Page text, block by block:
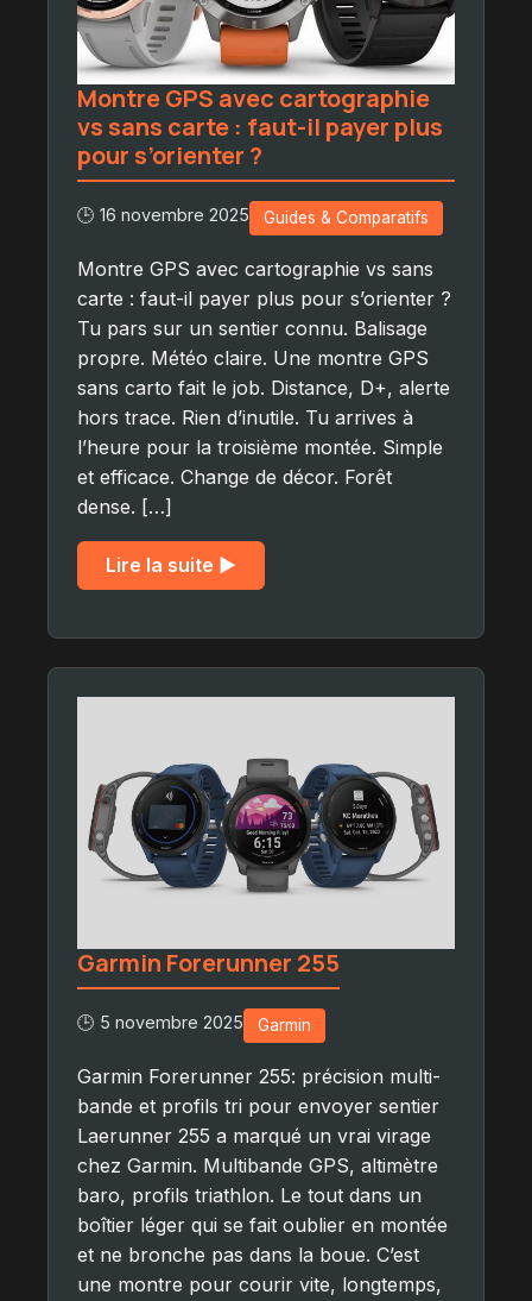
Montre GPS avec cartographie
vs sans carte : faut-il payer plus
pour s’orienter ?
🕒 16 novembre 2025 Guides & Comparatifs
Montre GPS avec cartographie vs sans
carte : faut-il payer plus pour s’orienter ?
Tu pars sur un sentier connu. Balisage
propre. Météo claire. Une montre GPS
sans carto fait le job. Distance, D+, alerte
hors trace. Rien d’inutile. Tu arrives à
l’heure pour la troisième montée. Simple
et efficace. Change de décor. Forêt
dense. […]
Lire la suite ▶︎
Garmin Forerunner 255
🕒 5 novembre 2025 Garmin
Garmin Forerunner 255: précision multi-
bande et profils tri pour envoyer sentier
Laerunner 255 a marqué un vrai virage
chez Garmin. Multibande GPS, altimètre
baro, profils triathlon. Le tout dans un
boîtier léger qui se fait oublier en montée
et ne bronche pas dans la boue. C’est
une montre pour courir vite, longtemps,